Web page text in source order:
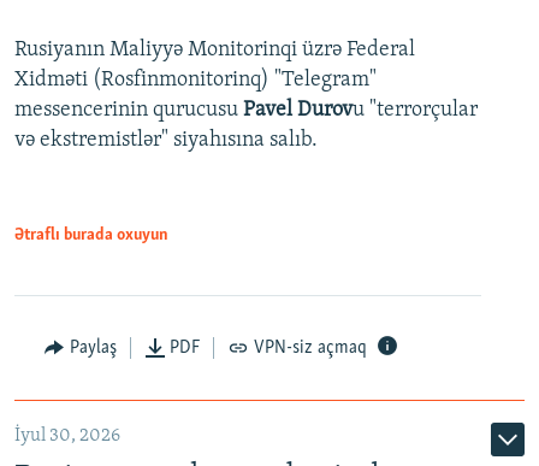
Rusiyanın Maliyyə Monitorinqi üzrə Federal
Xidməti (Rosfinmonitorinq) "Telegram"
messencerinin qurucusu Pavel Durovu "terrorçular
və ekstremistlər" siyahısına salıb.
Ətraflı burada oxuyun
Paylaş PDF VPN-siz açmaq
İyul 30, 2026